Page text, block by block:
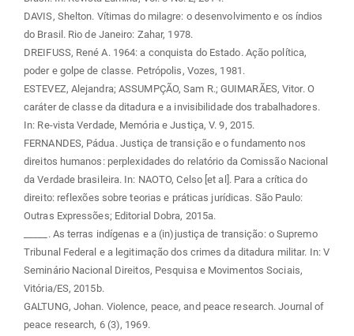
DAVIS, Shelton. Vítimas do milagre: o desenvolvimento e os índios
do Brasil. Rio de Janeiro: Zahar, 1978.
DREIFUSS, René A. 1964: a conquista do Estado. Ação política,
poder e golpe de classe. Petrópolis, Vozes, 1981.
ESTEVEZ, Alejandra; ASSUMPÇÃO, Sam R.; GUIMARÃES, Vitor. O
caráter de classe da ditadura e a invisibilidade dos trabalhadores.
In: Re-vista Verdade, Memória e Justiça, V. 9, 2015.
FERNANDES, Pádua. Justiça de transição e o fundamento nos
direitos humanos: perplexidades do relatório da Comissão Nacional
da Verdade brasileira. In: NAOTO, Celso [et al]. Para a crítica do
direito: reflexões sobre teorias e práticas jurídicas. São Paulo:
Outras Expressões; Editorial Dobra, 2015a.
_____. As terras indígenas e a (in)justiça de transição: o Supremo
Tribunal Federal e a legitimação dos crimes da ditadura militar. In: V
Seminário Nacional Direitos, Pesquisa e Movimentos Sociais,
Vitória/ES, 2015b.
GALTUNG, Johan. Violence, peace, and peace research. Journal of
peace research, 6 (3), 1969.